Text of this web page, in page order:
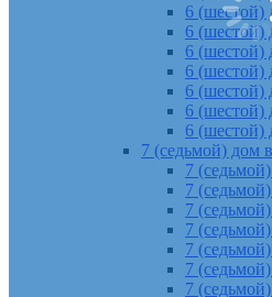
6 (шестой)
6 (шестой)
6 (шестой)
6 (шестой)
6 (шестой)
6 (шестой)
6 (шестой)
7 (седьмой) дом
7
7
7
7
7
7
7